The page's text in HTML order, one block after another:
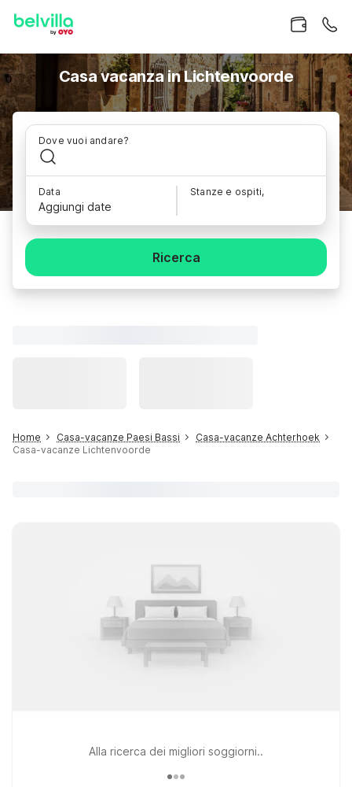
Casa vacanza in Lichtenvoorde
Dove vuoi andare?
Data
Aggiungi date
Stanze e ospiti,
Ricerca
Home Casa-vacanze Paesi Bassi
Casa-vacanze Achterhoek
Casa-vacanze Lichtenvoorde
Alla ricerca dei migliori soggiorni..